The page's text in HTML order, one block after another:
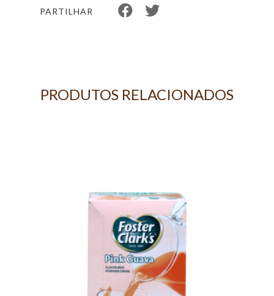
PARTILHAR
PRODUTOS RELACIONADOS